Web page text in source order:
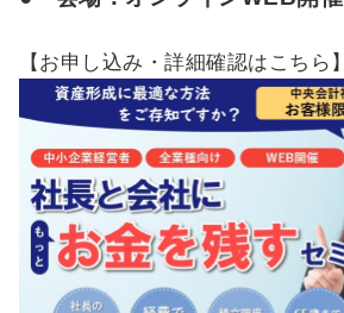
【お申し込み・詳細確認はこちら】